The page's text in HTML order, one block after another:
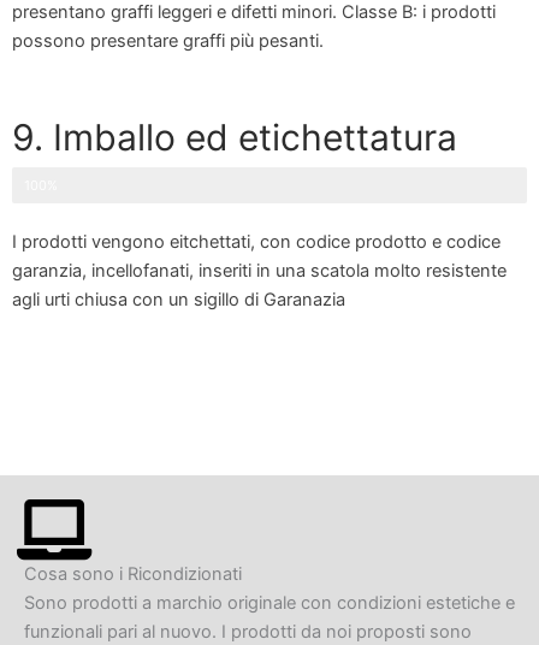
presentano graffi leggeri e difetti minori. Classe B: i prodotti
possono presentare graffi più pesanti.
9. Imballo ed etichettatura
I prodotti vengono eitchettati, con codice prodotto e codice
garanzia, incellofanati, inseriti in una scatola molto resistente
agli urti chiusa con un sigillo di Garanazia
Cosa sono i Ricondizionati
Sono prodotti a marchio originale con condizioni estetiche e
funzionali pari al nuovo. I prodotti da noi proposti sono